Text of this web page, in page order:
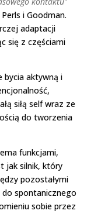
i Goodman.
adaptacji
się z częściami
bycia aktywną i
siłą self wraz ze
do tworzenia
funkcjami,
jak silnik, który
pozostałymi
spontanicznego
sobie przez